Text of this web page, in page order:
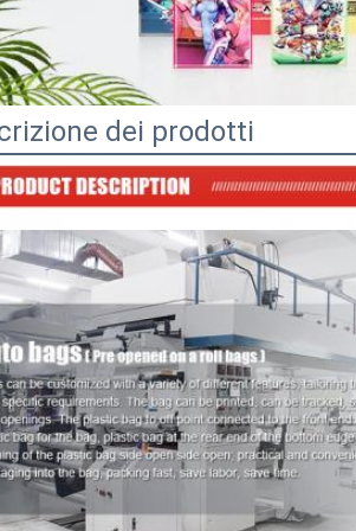
dei prodotti